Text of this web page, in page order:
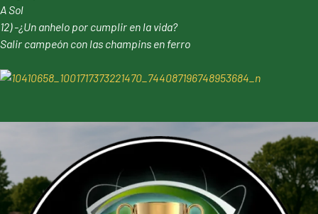
A Sol
12) -¿Un anhelo por cumplir en la vida?
Salir campeón con las champins en ferro